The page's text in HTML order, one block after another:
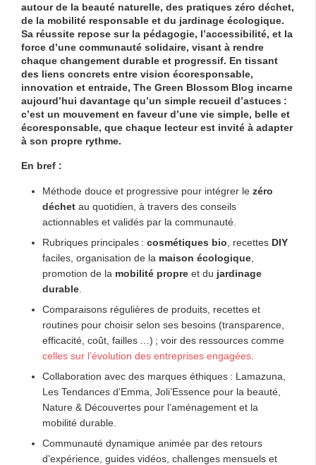
autour de la beauté naturelle, des pratiques zéro déchet,
de la mobilité responsable et du jardinage écologique.
Sa réussite repose sur la pédagogie, l’accessibilité, et la
force d’une communauté solidaire, visant à rendre
chaque changement durable et progressif. En tissant
des liens concrets entre vision écoresponsable,
innovation et entraide, The Green Blossom Blog incarne
aujourd’hui davantage qu’un simple recueil d’astuces :
c’est un mouvement en faveur d’une vie simple, belle et
écoresponsable, que chaque lecteur est invité à adapter
à son propre rythme.
En bref :
Méthode douce et progressive pour intégrer le zéro
déchet au quotidien, à travers des conseils
actionnables et validés par la communauté.
Rubriques principales : cosmétiques bio , recettes DIY
faciles, organisation de la maison écologique
promotion de la mobilité propre et du jardinage
durable
Comparaisons régulières de produits, recettes et
routines pour choisir selon ses besoins (transparence,
efficacité, coût, failles …) ; voir des ressources comme
celles sur l’évolution des entreprises engagées
Collaboration avec des marques éthiques : Lamazuna,
Les Tendances d’Emma, Joli’Essence pour la beauté,
Nature & Découvertes pour l’aménagement et la
mobilité durable.
Communauté dynamique animée par des retours
d’expérience, guides vidéos, challenges mensuels et